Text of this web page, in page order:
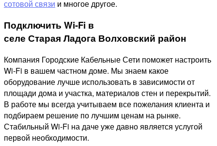
сотовой связи и многое другое.
Подключить Wi-Fi в
селе Старая Ладога Волховский район
Компания Городские Кабельные Сети поможет настроить
Wi-Fi в вашем частном доме. Мы знаем какое
оборудование лучше использовать в зависимости от
площади дома и участка, материалов стен и перекрытий.
В работе мы всегда учитываем все пожелания клиента и
подбираем решение по лучшим ценам на рынке.
Стабильный Wi-Fi на даче уже давно является услугой
первой необходимости.